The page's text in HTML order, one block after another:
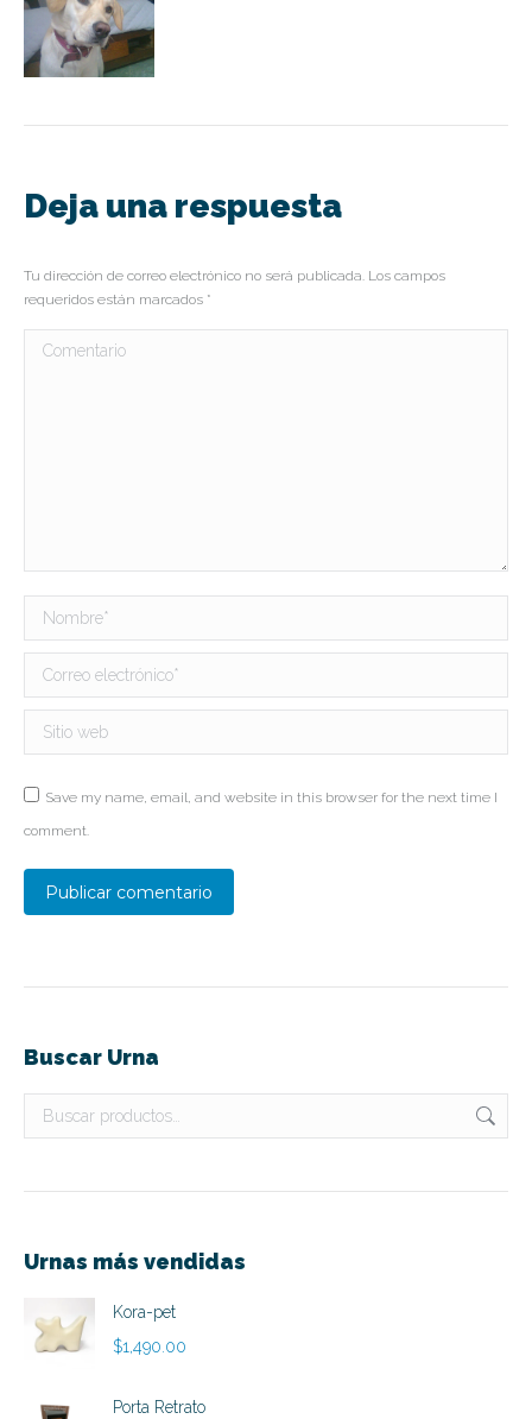
Deja una respuesta
Tu dirección de correo electrónico no será publicada. Los campos
requeridos están marcados *
Comentario
Nombre *
Correo electrónico *
Sitio web
Save my name, email, and website in this browser for the next time I
comment.
Publicar comentario
Buscar Urna
Urnas más vendidas
Kora-pet
$1,490.00
Porta Retrato